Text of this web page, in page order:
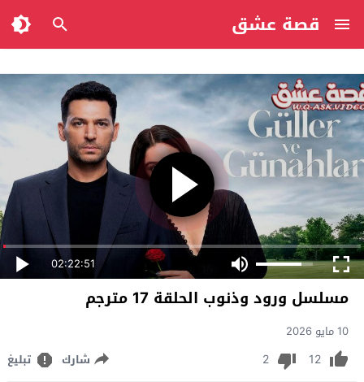
قصة عشق
02:22:51
مسلسل ورود وذنوب الحلقة 17 مترجم
10 مايو 2026
12
2 شارك تبليغ